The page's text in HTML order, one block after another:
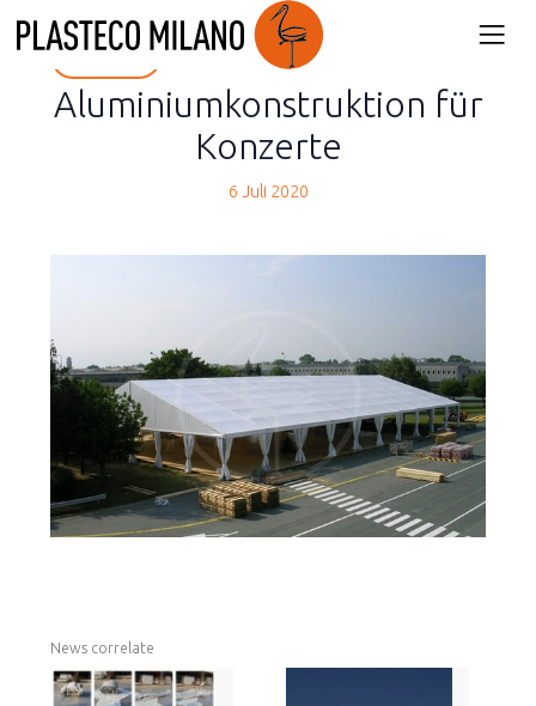
back
Aluminiumkonstruktion für
Konzerte
6 Juli 2020
News correlate